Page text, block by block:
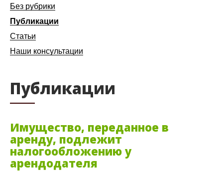
Без рубрики
Публикации
Статьи
Наши консультации
Публикации
Имущество, переданное в
аренду, подлежит
налогообложению у
арендодателя